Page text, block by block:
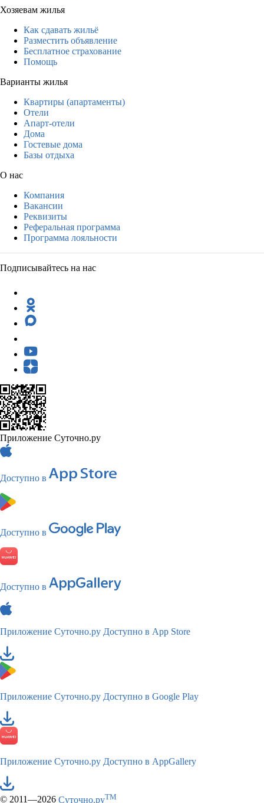
Хозяевам жилья
Как сдавать жильё
Разместить объявление
Бесплатное страхование
Помощь
Варианты жилья
Квартиры (апартаменты)
Отели
Апарт-отели
Дома
Гостевые дома
Базы отдыха
О нас
Компания
Вакансии
Реквизиты
Реферальная программа
Программа лояльности
Подписывайтесь на нас
Приложение Суточно.ру
Доступно в
Доступно в
Доступно в
Приложение Суточно.ру Доступно в App Store
Приложение Суточно.ру Доступно в Google Play
Приложение Суточно.ру Доступно в AppGallery
© 2011—2026 Суточно.руTM